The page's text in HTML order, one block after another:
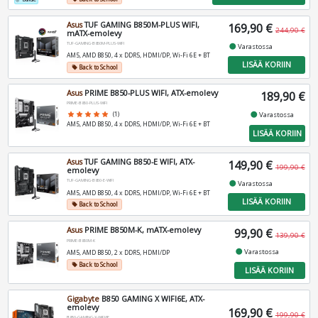
AsusTUF GAMING B850M-PLUS WIFI,
mATX-emolevy
TUF-GAMING-B850M-PLUS-WIFI
AM5, AMD B850, 4 x DDR5, HDMI/DP, Wi-Fi 6E + BT
local_offerBack to School
169,90 € 244,90 €
fiber_manual_recordVarastossa
LISÄÄ KORIIN
AsusPRIME B850-PLUS WIFI, ATX-emolevy
PRIME-B850-PLUS-WIFI
star star star star star (1)
AM5, AMD B850, 4 x DDR5, HDMI/DP, Wi-Fi 6E + BT
189,90 €
fiber_manual_recordVarastossa
LISÄÄ KORIIN
AsusTUF GAMING B850-E WIFI, ATX-
emolevy
TUF-GAMING-B850-E-WIFI
AM5, AMD B850, 4 x DDR5, HDMI/DP, Wi-Fi 6E + BT
local_offerBack to School
149,90 € 199,90 €
fiber_manual_recordVarastossa
LISÄÄ KORIIN
AsusPRIME B850M-K, mATX-emolevy
PRIME-B850M-K
AM5, AMD B850, 2 x DDR5, HDMI/DP
local_offerBack to School
99,90 € 139,90 €
fiber_manual_recordVarastossa
LISÄÄ KORIIN
Gigabyte B850 GAMING X WIFI6E, ATX-
emolevy
169,90 € 199,90 €